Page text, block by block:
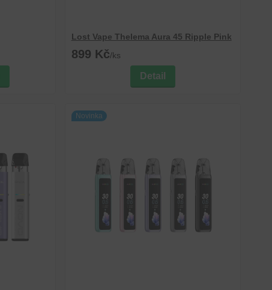
Lost Vape Thelema Aura 45 Ripple Pink
899 Kč/ks
Detail
Novinka